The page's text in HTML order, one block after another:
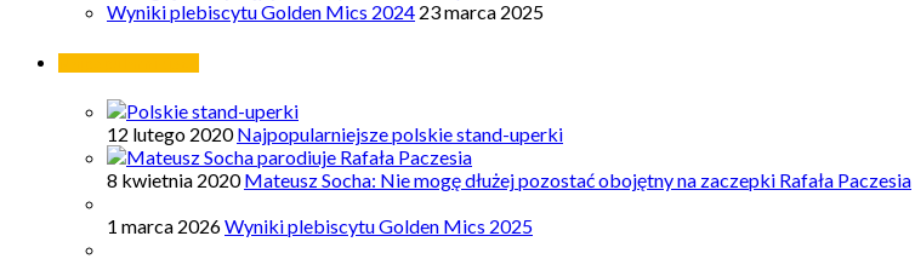
Wyniki plebiscytu Golden Mics 2024 23 marca 2025
12 lutego 2020 Najpopularniejsze polskie stand-uperki
8 kwietnia 2020 Mateusz Socha: Nie mogę dłużej pozostać obojętny na zaczepki Rafała Paczesia
1 marca 2026Wyniki plebiscytu Golden Mics 2025